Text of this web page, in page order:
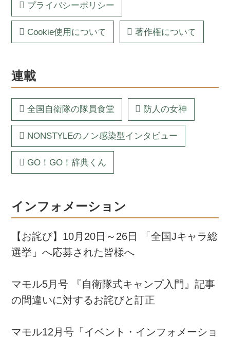
プライバシーポリシー
Cookie使用について 著作権について
連載
全国自衛隊の隊員食堂 防人の女神
NONSTYLEのノン感染型インタビュー
GO！GO！辞典くん
インフォメーション
【お詫び】10月20日～26日 「全国Jキャラ総
選挙」へ応募された皆様へ
マモル5月号 『自衛隊式キャンプ入門』記事
の間違いに対するお詫びと訂正
マモル12月号「イベント・インフォメーショ